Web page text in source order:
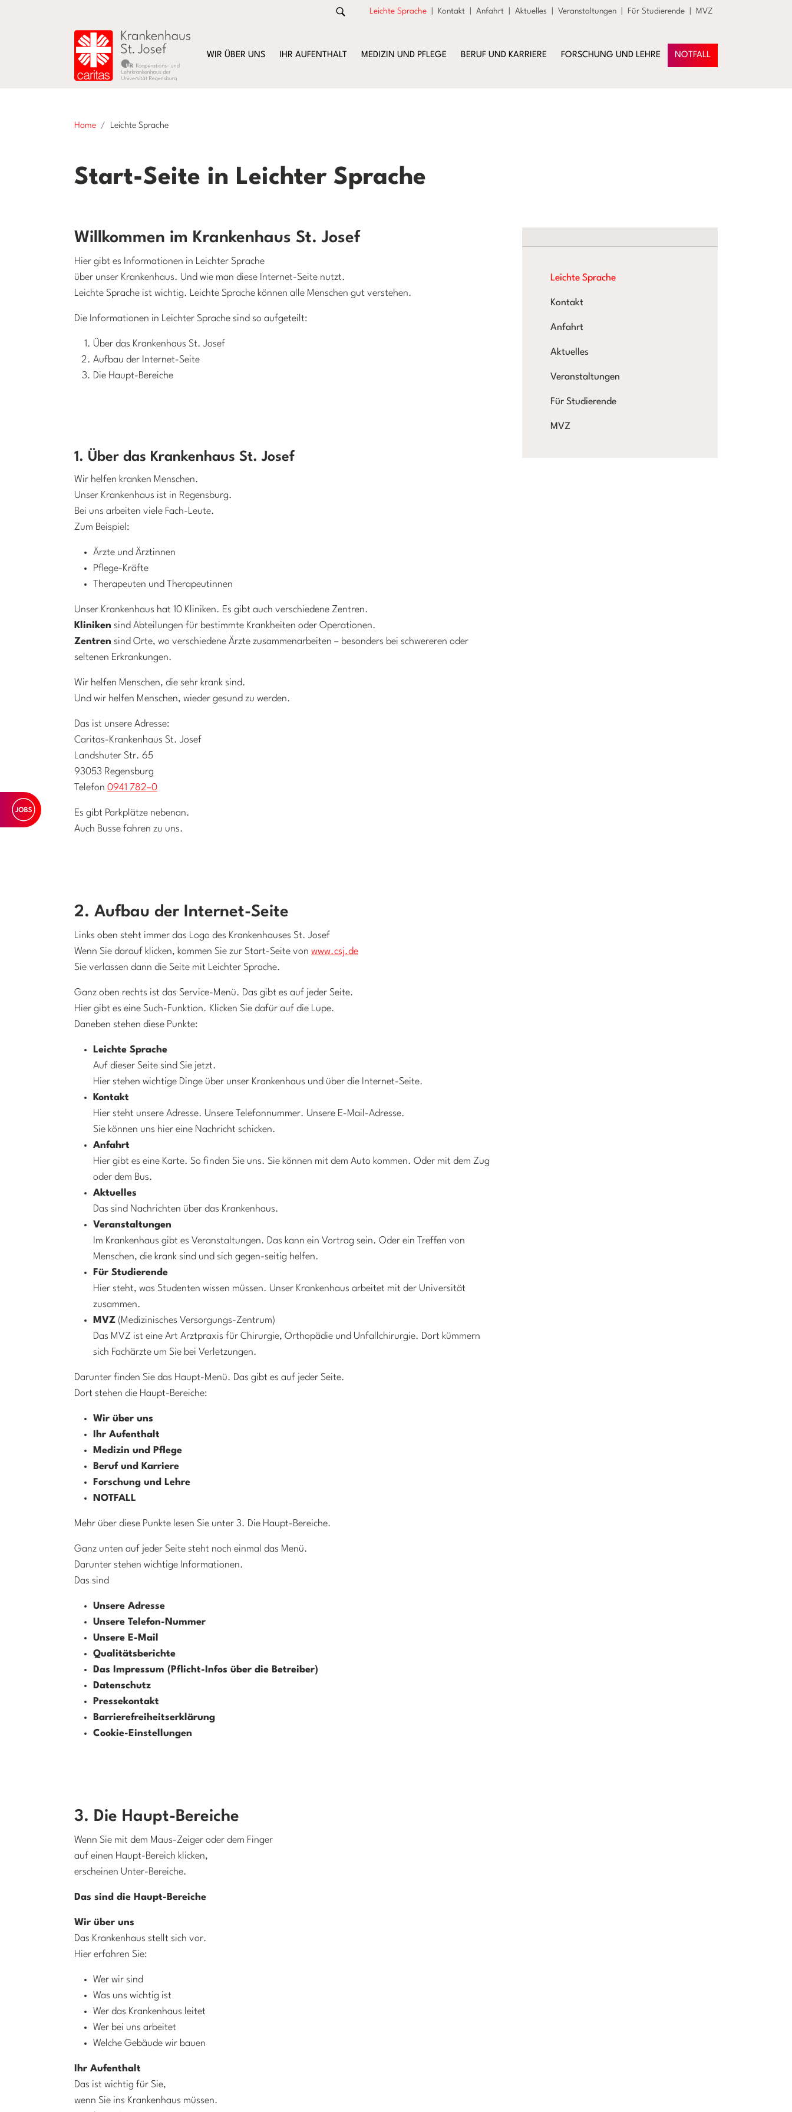
Leichte Sprache Kontakt Anfahrt Aktuelles Veranstaltungen Für Studierende MVZ
WIR ÜBER UNS IHR AUFENTHALT MEDIZIN UND PFLEGE BERUF UND KARRIERE FORSCHUNG UND LEHRE NOTFALL
Home Leichte Sprache
Start-Seite in Leichter Sprache
Willkommen im Krankenhaus St. Josef
Hier gibt es Informationen in Leichter Sprache
über unser Krankenhaus. Und wie man diese Internet-Seite nutzt.
Leichte Sprache ist wichtig. Leichte Sprache können alle Menschen gut verstehen.
Die Informationen in Leichter Sprache sind so aufgeteilt:
Über das Krankenhaus St. Josef
Aufbau der Internet-Seite
Die Haupt-Bereiche
1. Über das Krankenhaus St. Josef
Wir helfen kranken Menschen.
Unser Krankenhaus ist in Regensburg.
Bei uns arbeiten viele Fach-Leute.
Zum Beispiel:
Ärzte und Ärztinnen
Pflege-Kräfte
Therapeuten und Therapeutinnen
Unser Krankenhaus hat 10 Kliniken. Es gibt auch verschiedene Zentren.
Kliniken sind Abteilungen für bestimmte Krankheiten oder Operationen.
Zentren sind Orte, wo verschiedene Ärzte zusammenarbeiten – besonders bei schwereren oder
seltenen Erkrankungen.
Wir helfen Menschen, die sehr krank sind.
Und wir helfen Menschen, wieder gesund zu werden.
Das ist unsere Adresse:
Caritas-Krankenhaus St. Josef
Landshuter Str. 65
93053 Regensburg
Telefon 0941 782–0
Es gibt Parkplätze nebenan.
Auch Busse fahren zu uns.
2. Aufbau der Internet-Seite
Links oben steht immer das Logo des Krankenhauses St. Josef
Wenn Sie darauf klicken, kommen Sie zur Start-Seite von www.csj.de
Sie verlassen dann die Seite mit Leichter Sprache.
Ganz oben rechts ist das Service-Menü. Das gibt es auf jeder Seite.
Hier gibt es eine Such-Funktion. Klicken Sie dafür auf die Lupe.
Daneben stehen diese Punkte:
Leichte Sprache
Auf dieser Seite sind Sie jetzt.
Hier stehen wichtige Dinge über unser Krankenhaus und über die Internet-Seite.
Kontakt
Hier steht unsere Adresse. Unsere Telefonnummer. Unsere E-Mail-Adresse.
Sie können uns hier eine Nachricht schicken.
Anfahrt
Hier gibt es eine Karte. So finden Sie uns. Sie können mit dem Auto kommen. Oder mit dem Zug
oder dem Bus.
Aktuelles
Das sind Nachrichten über das Krankenhaus.
Veranstaltungen
Im Krankenhaus gibt es Veranstaltungen. Das kann ein Vortrag sein. Oder ein Treffen von
Menschen, die krank sind und sich gegen-seitig helfen.
Für Studierende
Hier steht, was Studenten wissen müssen. Unser Krankenhaus arbeitet mit der Universität
zusammen.
MVZ (Medizinisches Versorgungs-Zentrum)
Das MVZ ist eine Art Arztpraxis für Chirurgie, Orthopädie und Unfallchirurgie. Dort kümmern
sich Fachärzte um Sie bei Verletzungen.
Darunter finden Sie das Haupt-Menü. Das gibt es auf jeder Seite.
Dort stehen die Haupt-Bereiche:
Wir über uns
Ihr Aufenthalt
Medizin und Pflege
Beruf und Karriere
Forschung und Lehre
NOTFALL
Mehr über diese Punkte lesen Sie unter 3. Die Haupt-Bereiche.
Ganz unten auf jeder Seite steht noch einmal das Menü.
Darunter stehen wichtige Informationen.
Das sind
Unsere Adresse
Unsere Telefon-Nummer
Unsere E-Mail
Qualitätsberichte
Das Impressum (Pflicht-Infos über die Betreiber)
Datenschutz
Pressekontakt
Barrierefreiheitserklärung
Cookie-Einstellungen
3. Die Haupt-Bereiche
Wenn Sie mit dem Maus-Zeiger oder dem Finger
auf einen Haupt-Bereich klicken,
erscheinen Unter-Bereiche.
Das sind die Haupt-Bereiche
Wir über uns
Das Krankenhaus stellt sich vor.
Hier erfahren Sie:
Wer wir sind
Was uns wichtig ist
Wer das Krankenhaus leitet
Wer bei uns arbeitet
Welche Gebäude wir bauen
Ihr Aufenthalt
Das ist wichtig für Sie,
wenn Sie ins Krankenhaus müssen.
Leichte Sprache
Kontakt
Anfahrt
Aktuelles
Veranstaltungen
Für Studierende
MVZ